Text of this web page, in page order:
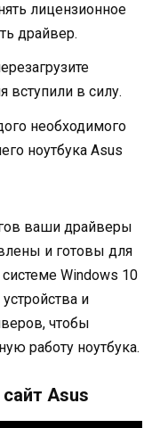
лицензионное
драйвер.
вступили в силу.
необходимого
ноутбука Asus
ваши драйверы
и готовы для
Windows 10
и
чтобы
работу ноутбука.
Asus